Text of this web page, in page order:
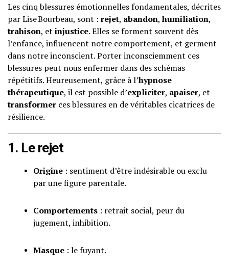
Les cinq blessures émotionnelles fondamentales, décrites
par Lise Bourbeau, sont : rejet, abandon,humiliation,
trahison, et injustice. Elles se forment souvent dès
l’enfance, influencent notre comportement, et germent
dans notre inconscient. Porter inconsciemment ces
blessures peut nous enfermer dans des schémas
répétitifs. Heureusement, grâce à l’hypnose
thérapeutique, il est possible d’expliciter, apaiser, et
transformer ces blessures en de véritables cicatrices de
résilience.
1. Le rejet
Origine : sentiment d’être indésirable ou exclu
par une figure parentale.
Comportements : retrait social, peur du
jugement, inhibition.
Masque : le fuyant.